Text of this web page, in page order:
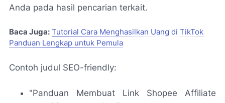
Anda pada hasil pencarian terkait.
Baca Juga: Tutorial Cara Menghasilkan Uang di TikTok
Panduan Lengkap untuk Pemula
Contoh judul SEO-friendly:
"Panduan Membuat Link Shopee Affiliate